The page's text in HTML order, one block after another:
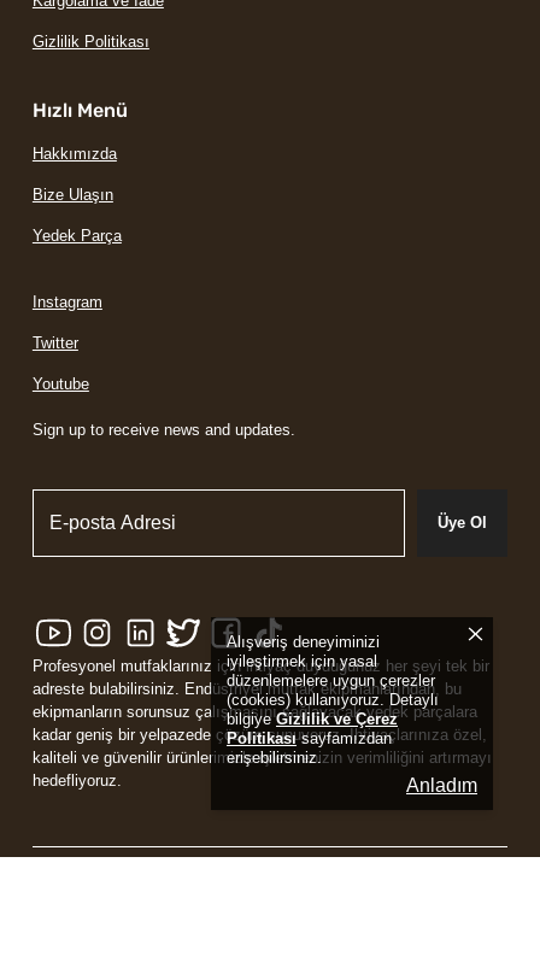
Alışveriş deneyiminizi
iyileştirmek için yasal
düzenlemelere uygun çerezler
(cookies) kullanıyoruz. Detaylı
bilgiyeGizlilik ve Çerez
Politikası sayfamızdan
erişebilirsiniz.
Anladım
Gizlilik Politikası
Hızlı Menü
Hakkımızda
Bize Ulaşın
Yedek Parça
Instagram
Twitter
Youtube
Sign up to receive news and updates.
Üye Ol
Profesyonel mutfaklarınız için ihtiyaç duyduğunuz her şeyi tek bir
adreste bulabilirsiniz. Endüstriyel mutfak ekipmanlarından, bu
ekipmanların sorunsuz çalışmasını sağlayacak yedek parçalara
kadar geniş bir yelpazede çözüm sunuyoruz. İhtiyaçlarınıza özel,
kaliteli ve güvenilir ürünlerimizle işletmenizin verimliliğini artırmayı
hedefliyoruz.